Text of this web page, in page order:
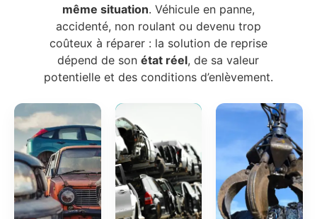
même situation. Véhicule en panne,
accidenté, non roulant ou devenu trop
coûteux à réparer : la solution de reprise
dépend de sonétat réel, de sa valeur
potentielle et des conditions d’enlèvement.